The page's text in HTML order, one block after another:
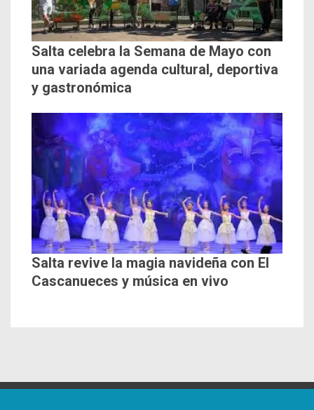
Salta celebra la Semana de Mayo con
una variada agenda cultural, deportiva
y gastronómica
Salta revive la magia navideña con El
Cascanueces y música en vivo